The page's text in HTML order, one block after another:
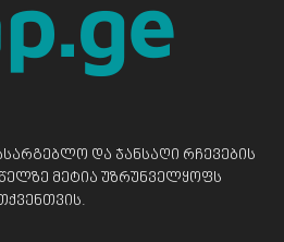
და ჯანსაღი რჩევების
მეტია უზრუნველყოფს